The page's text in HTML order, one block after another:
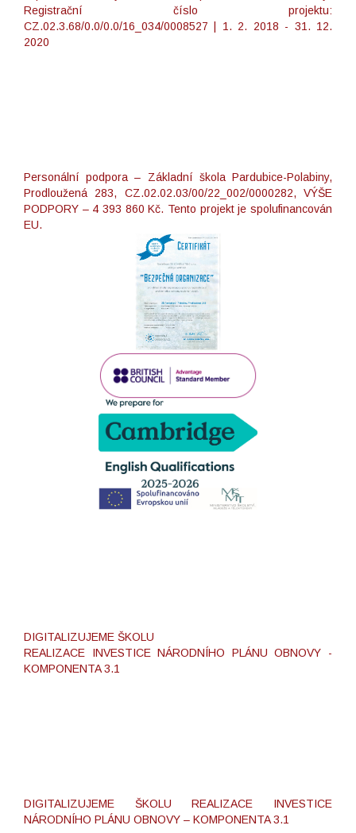
Registrační číslo projektu:
CZ.02.3.68/0.0/0.0/16_034/0008527 | 1. 2. 2018 - 31. 12.
2020
Personální podpora – Základní škola Pardubice-Polabiny,
Prodloužená 283, CZ.02.02.03/00/22_002/0000282, VÝŠE
PODPORY – 4 393 860 Kč. Tento projekt je spolufinancován
EU.
DIGITALIZUJEME ŠKOLU
REALIZACE INVESTICE NÁRODNÍHO PLÁNU OBNOVY -
KOMPONENTA 3.1
DIGITALIZUJEME ŠKOLU REALIZACE INVESTICE
NÁRODNÍHO PLÁNU OBNOVY – KOMPONENTA 3.1